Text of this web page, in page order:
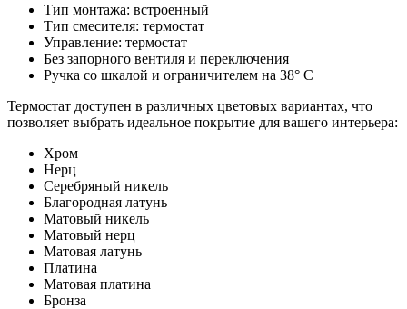
Тип монтажа: встроенный
Тип смесителя: термостат
Управление: термостат
Без запорного вентиля и переключения
Ручка со шкалой и ограничителем на 38° C
Термостат доступен в различных цветовых вариантах, что
позволяет выбрать идеальное покрытие для вашего интерьера:
Хром
Нерц
Серебряный никель
Благородная латунь
Матовый никель
Матовый нерц
Матовая латунь
Платина
Матовая платина
Бронза